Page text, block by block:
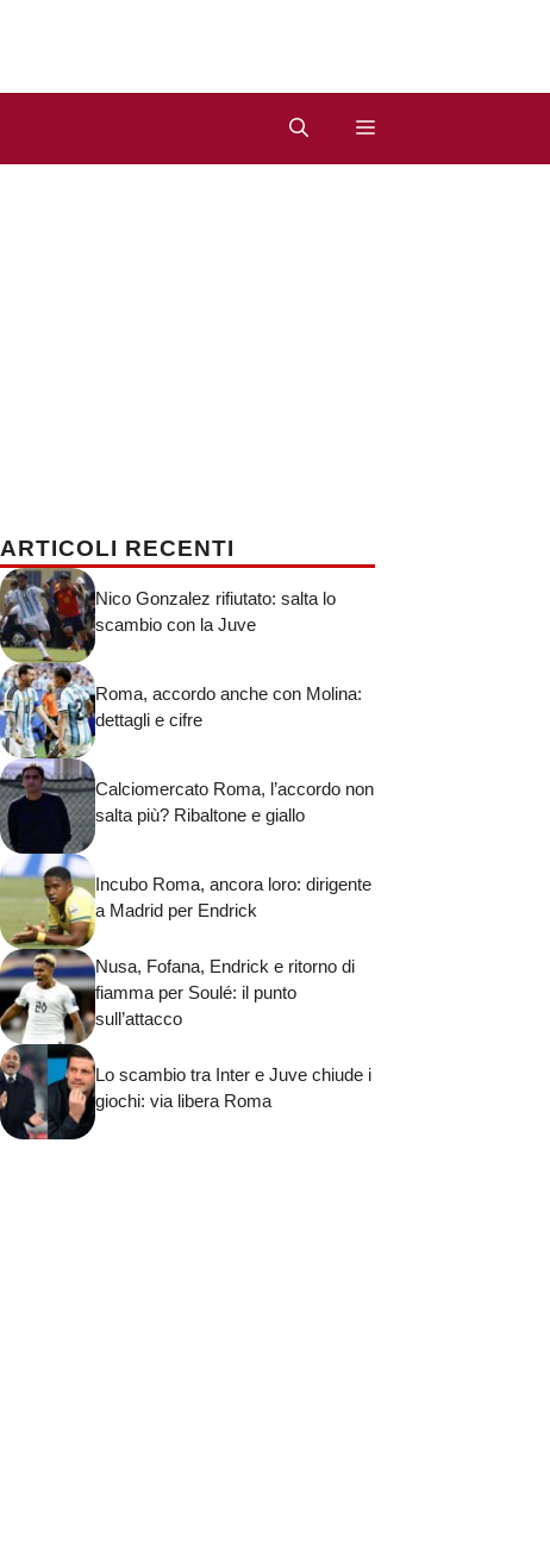
ARTICOLI RECENTI
Nico Gonzalez rifiutato: salta lo
scambio con la Juve
Roma, accordo anche con Molina:
dettagli e cifre
Calciomercato Roma, l’accordo non
salta più? Ribaltone e giallo
Incubo Roma, ancora loro: dirigente
a Madrid per Endrick
Nusa, Fofana, Endrick e ritorno di
fiamma per Soulé: il punto
sull’attacco
Lo scambio tra Inter e Juve chiude i
giochi: via libera Roma